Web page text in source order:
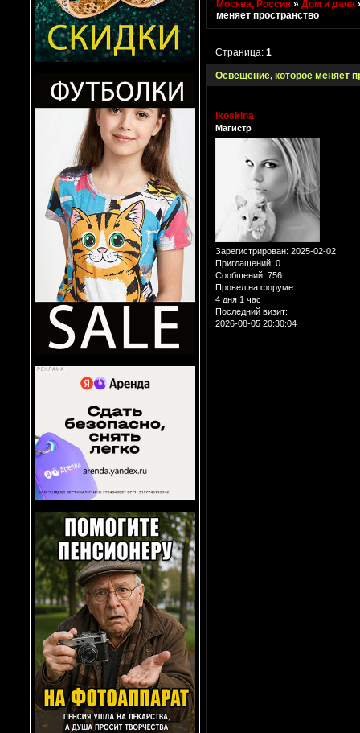
Москва, Россия »Дом и дача
меняет пространство
Освещение, которое меняет
Страница:1
lkoskina
Магистр
Зарегистрирован: 2025-02-02
Приглашений: 0
Сообщений: 756
Провел на форуме:
4 дня 1 час
Последний визит:
2026-08-05 20:30:04